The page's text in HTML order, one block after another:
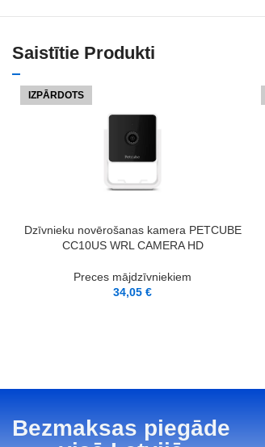
Saistītie Produkti
IZPĀRDOTS
LASĪT VAIRĀK
Dzīvnieku novērošanas kamera PETCUBE
CC10US WRL CAMERA HD
Preces mājdzīvniekiem
34,05 €
Bezmaksas piegāde